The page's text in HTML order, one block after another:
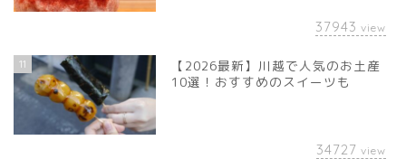
37943 view
11
【2026最新】川越で人気のお土産
10選！おすすめのスイーツも
34727 view